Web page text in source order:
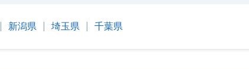
新潟県 埼玉県 千葉県